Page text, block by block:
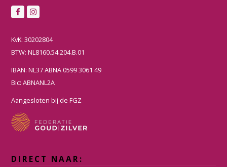
F
c
e
o
o
k
s
t
g
r
a
KvK: 30202804
BTW: NL8160.54.204.B.01
IBAN: NL37 ABNA 0599 3061 49
Bic: ABNANL2A
Aangesloten bij de FGZ
DIRECT NAAR: